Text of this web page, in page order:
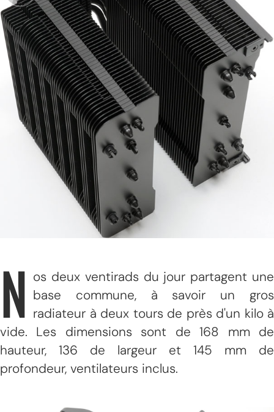
N os deux ventirads du jour partagent une
base commune, à savoir un gros
radiateur à deux tours de près d'un kilo à
vide. Les dimensions sont de 168 mm de
hauteur, 136 de largeur et 145 mm de
profondeur, ventilateurs inclus.